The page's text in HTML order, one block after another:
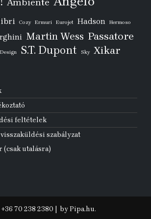
Cozy Ermuri Eurojet Hadson Hermoso
Martin Wess Passatore
S.T. Dupont Sky Xikar
feltételek
szabályzat
(csak utalásra)
70 238 2380 by Pipa.hu.